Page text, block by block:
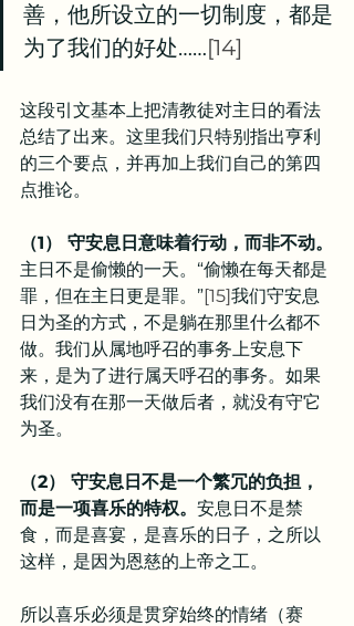
善，他所设立的一切制度，都是
为了我们的好处……[14]
这段引文基本上把清教徒对主日的看法
总结了出来。这里我们只特别指出亨利
的三个要点，并再加上我们自己的第四
点推论。
（1） 守安息日意味着行动，而非不动。
主日不是偷懒的一天。“偷懒在每天都是
罪，但在主日更是罪。”[15]我们守安息
日为圣的方式，不是躺在那里什么都不
做。我们从属地呼召的事务上安息下
来，是为了进行属天呼召的事务。如果
我们没有在那一天做后者，就没有守它
为圣。
（2） 守安息日不是一个繁冗的负担，
而是一项喜乐的特权。 安息日不是禁
食，而是喜宴，是喜乐的日子，之所以
这样，是因为恩慈的上帝之工。
所以喜乐必须是贯穿始终的情绪（赛